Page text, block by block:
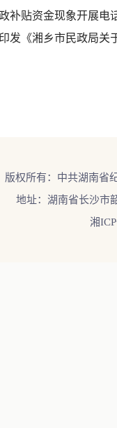
补贴资金现象开展电
发《湘乡市民政局
版权所有：中共湖南省
地址：湖南省长沙市
湘